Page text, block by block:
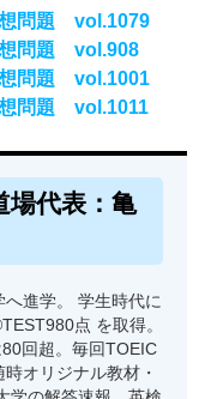
想問題 vol.1079
想問題 vol.908
想問題 vol.1001
想問題 vol.1011
場代表：亀
進学。 学生時代に
点 を取得。
回超。毎回TOEIC
オリジナル教材・